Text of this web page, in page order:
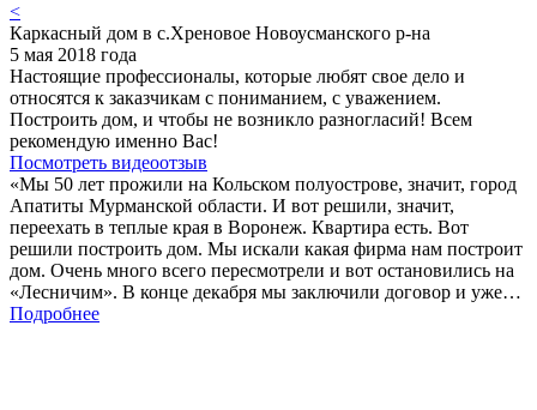
<
Каркасный дом в с.Хреновое Новоусманского р-на
5 мая 2018 года
Настоящие профессионалы, которые любят свое дело и
относятся к заказчикам с пониманием, с уважением.
Построить дом, и чтобы не возникло разногласий! Всем
рекомендую именно Вас!
Посмотреть видеоотзыв
«Мы 50 лет прожили на Кольском полуострове, значит, город
Апатиты Мурманской области. И вот решили, значит,
переехать в теплые края в Воронеж. Квартира есть. Вот
решили построить дом. Мы искали какая фирма нам построит
дом. Очень много всего пересмотрели и вот остановились на
«Лесничим». В конце декабря мы заключили договор и уже…
Подробнее